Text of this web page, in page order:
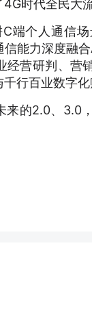
时代全民大
端个人通信
能力深度融
经营研判、营
行百业数字
来的2.0、3.0